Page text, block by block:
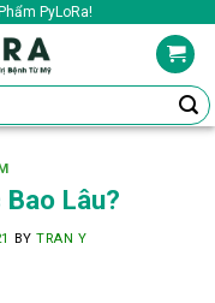
PyLoRa!
Lâu?
BYTRAN Y